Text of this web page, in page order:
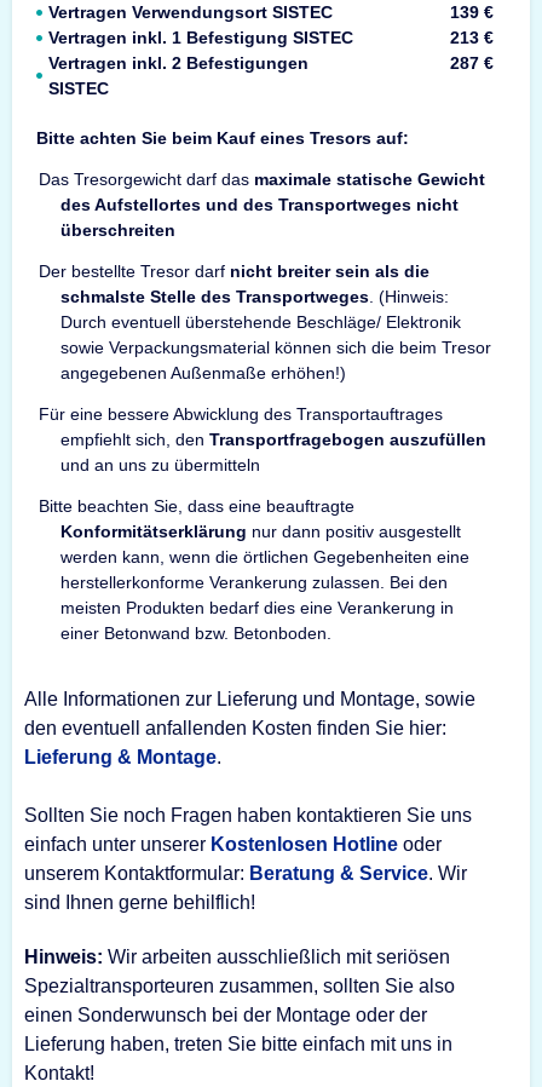
Vertragen Verwendungsort SISTEC
139 €
Vertragen inkl. 1 Befestigung SISTEC
213 €
Vertragen inkl. 2 Befestigungen
SISTEC
287 €
Bitte achten Sie beim Kauf eines Tresors auf:
Das Tresorgewicht darf das maximale statische Gewicht
des Aufstellortes und des Transportweges nicht
überschreiten
Der bestellte Tresor darf nicht breiter sein als die
schmalste Stelle des Transportweges . (Hinweis:
Durch eventuell überstehende Beschläge/ Elektronik
sowie Verpackungsmaterial können sich die beim Tresor
angegebenen Außenmaße erhöhen!)
Für eine bessere Abwicklung des Transportauftrages
empfiehlt sich, den Transportfragebogen auszufüllen
und an uns zu übermitteln
Bitte beachten Sie, dass eine beauftragte
Konformitätserklärung nur dann positiv ausgestellt
werden kann, wenn die örtlichen Gegebenheiten eine
herstellerkonforme Verankerung zulassen. Bei den
meisten Produkten bedarf dies eine Verankerung in
einer Betonwand bzw. Betonboden.
Alle Informationen zur Lieferung und Montage, sowie
den eventuell anfallenden Kosten finden Sie hier:
Lieferung & Montage.
Sollten Sie noch Fragen haben kontaktieren Sie uns
einfach unter unserer Kostenlosen Hotline oder
unserem Kontaktformular: Beratung & Service. Wir
sind Ihnen gerne behilflich!
Hinweis: Wir arbeiten ausschließlich mit seriösen
Spezialtransporteuren zusammen, sollten Sie also
einen Sonderwunsch bei der Montage oder der
Lieferung haben, treten Sie bitte einfach mit uns in
Kontakt!